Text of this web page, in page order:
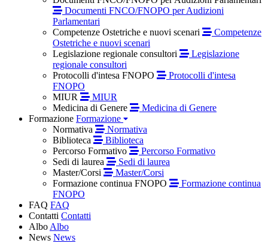
Documenti FNCO/FNOPO per Audizioni
Parlamentari
Competenze Ostetriche e nuovi scenari
Competenze
Ostetriche e nuovi scenari
Legislazione regionale consultori
Legislazione
regionale consultori
Protocolli d'intesa FNOPO
Protocolli d'intesa
FNOPO
MIUR
MIUR
Medicina di Genere
Medicina di Genere
Formazione Formazione
Normativa
Normativa
Biblioteca
Biblioteca
Percorso Formativo
Percorso Formativo
Sedi di laurea
Sedi di laurea
Master/Corsi
Master/Corsi
Formazione continua FNOPO
Formazione continua
FNOPO
FAQ FAQ
Contatti Contatti
Albo Albo
News News